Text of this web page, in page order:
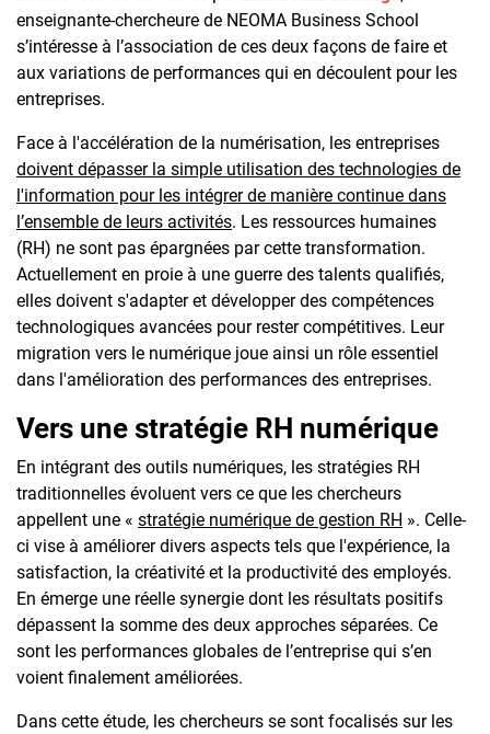
enseignante-chercheure de NEOMA Business School
s’intéresse à l’association de ces deux façons de faire et
aux variations de performances qui en découlent pour les
entreprises.
Face à l'accélération de la numérisation, les entreprises
doivent dépasser la simple utilisation des technologies de
l'information pour les intégrer de manière continue dans
l’ensemble de leurs activités. Les ressources humaines
(RH) ne sont pas épargnées par cette transformation.
Actuellement en proie à une guerre des talents qualifiés,
elles doivent s'adapter et développer des compétences
technologiques avancées pour rester compétitives. Leur
migration vers le numérique joue ainsi un rôle essentiel
dans l'amélioration des performances des entreprises.
Vers une stratégie RH numérique
En intégrant des outils numériques, les stratégies RH
traditionnelles évoluent vers ce que les chercheurs
appellent une « stratégie numérique de gestion RH ». Celle-
ci vise à améliorer divers aspects tels que l'expérience, la
satisfaction, la créativité et la productivité des employés.
En émerge une réelle synergie dont les résultats positifs
dépassent la somme des deux approches séparées. Ce
sont les performances globales de l’entreprise qui s’en
voient finalement améliorées.
Dans cette étude, les chercheurs se sont focalisés sur les